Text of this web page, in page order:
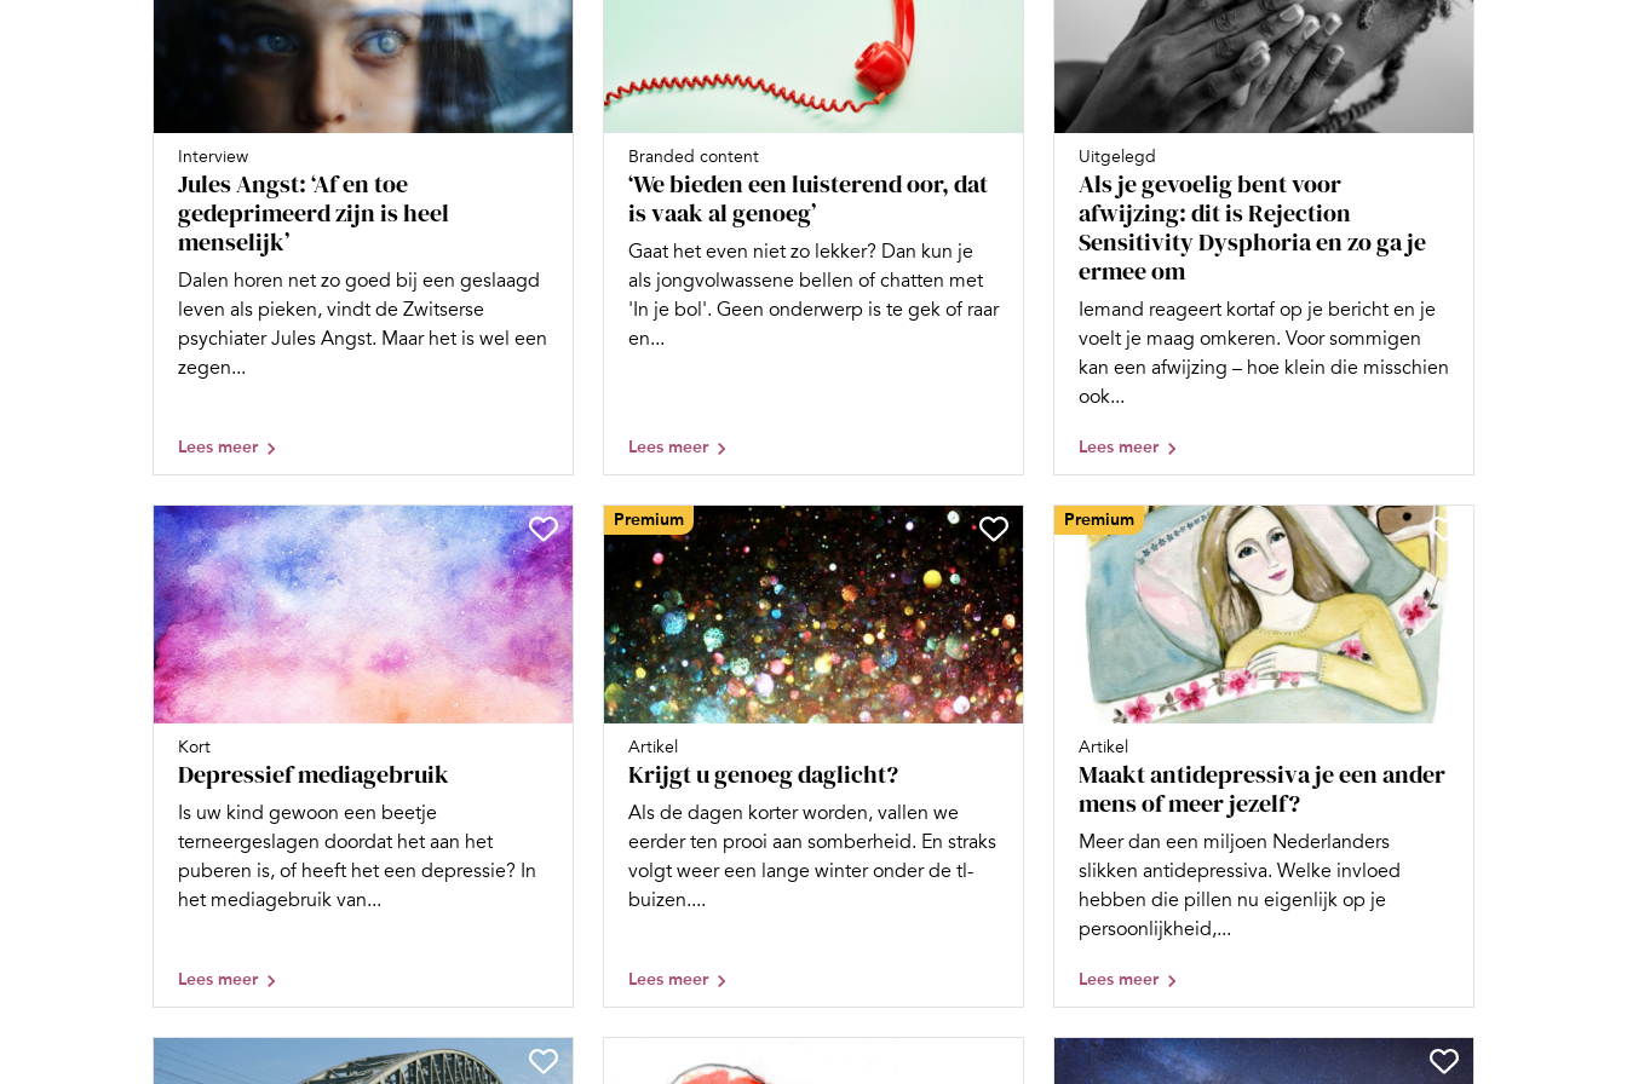
Interview
Jules Angst: ‘Af en toe
gedeprimeerd zijn is heel
menselijk’
Dalen horen net zo goed bij een geslaagd
leven als pieken, vindt de Zwitserse
psychiater Jules Angst. Maar het is wel een
zegen...
Lees meer
Branded content
‘We bieden een luisterend oor, dat
is vaak al genoeg’
Gaat het even niet zo lekker? Dan kun je
als jongvolwassene bellen of chatten met
'In je bol'. Geen onderwerp is te gek of raar
en...
Lees meer
Uitgelegd
Als je gevoelig bent voor
afwijzing: dit is Rejection
Sensitivity Dysphoria en zo ga je
ermee om
Iemand reageert kortaf op je bericht en je
voelt je maag omkeren. Voor sommigen
kan een afwijzing – hoe klein die misschien
ook...
Lees meer
Kort
Depressief mediagebruik
Is uw kind gewoon een beetje
terneergeslagen doordat het aan het
puberen is, of heeft het een depressie? In
het mediagebruik van...
Lees meer
Premium
Artikel
Krijgt u genoeg daglicht?
Als de dagen korter worden, vallen we
eerder ten prooi aan somberheid. En straks
volgt weer een lange winter onder de tl-
buizen....
Lees meer
Premium
Artikel
Maakt antidepressiva je een ander
mens of meer jezelf?
Meer dan een miljoen Nederlanders
slikken antidepressiva. Welke invloed
hebben die pillen nu eigenlijk op je
persoonlijkheid,...
Lees meer